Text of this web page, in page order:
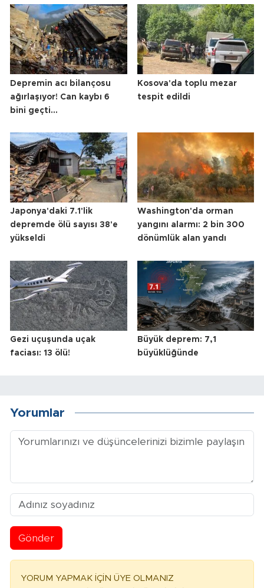
Depremin acı bilançosu
ağırlaşıyor! Can kaybı 6
bini geçti...
Kosova'da toplu mezar
tespit edildi
Japonya'daki 7.1'lik
depremde ölü sayısı 38'e
yükseldi
Washington'da orman
yangını alarmı: 2 bin 300
dönümlük alan yandı
Gezi uçuşunda uçak
faciası: 13 ölü!
Büyük deprem: 7,1
büyüklüğünde
Yorumlar
Gönder
YORUM YAPMAK İÇİN ÜYE OLMANIZ